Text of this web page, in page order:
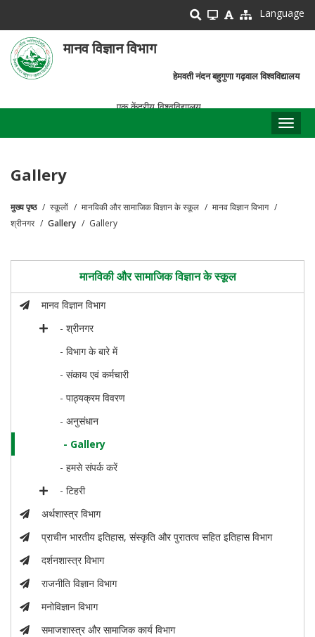
main
content
Language
मानव विज्ञान विभाग
हेमवती नंदन बहुगुणा गढ़वाल विश्वविद्यालय
एक केंद्रीय विश्वविद्यालय
Gallery
पग
मुख्य पृष्ठ स्कूलों मानविकी और सामाजिक विज्ञान के स्कूल
मानव विज्ञान विभाग
श्रीनगर
Gallery Gallery
मानविकी और सामाजिक विज्ञान के स्कूल
मानव विज्ञान विभाग
- श्रीनगर
- विभाग के बारे में
- संकाय एवं कर्मचारी
- पाठ्यक्रम विवरण
- अनुसंधान
- Gallery
- हमसे संपर्क करें
- टिहरी
अर्थशास्त्र विभाग
प्राचीन भारतीय इतिहास, संस्कृति और पुरातत्व सहित इतिहास विभाग
दर्शनशास्त्र विभाग
राजनीति विज्ञान विभाग
मनोविज्ञान विभाग
समाजशास्त्र और सामाजिक कार्य विभाग